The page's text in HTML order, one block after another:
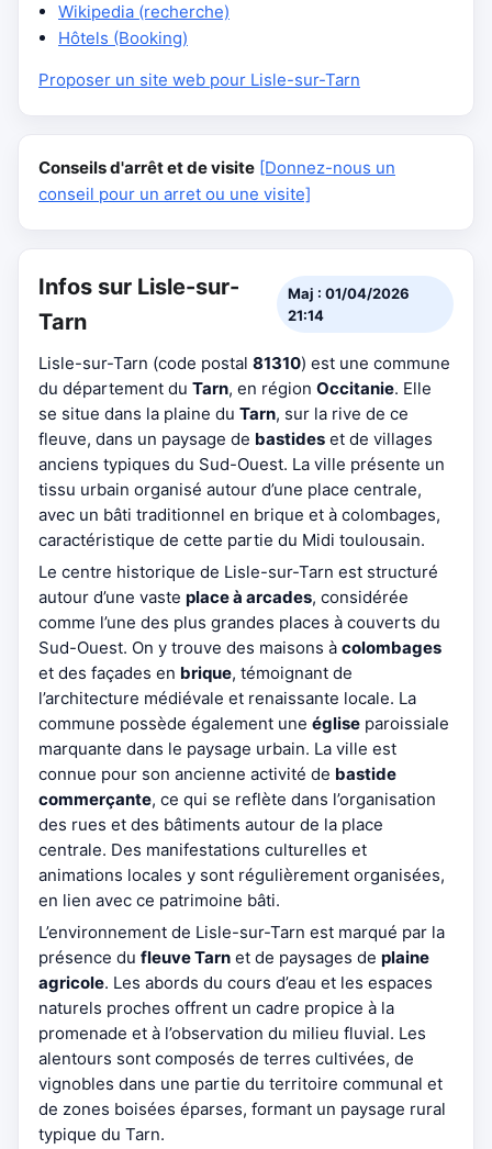
Wikipedia (recherche)
Hôtels (Booking)
Proposer un site web pour Lisle-sur-Tarn
Conseils d'arrêt et de visite [Donnez-nous un
conseil pour un arret ou une visite]
Infos sur Lisle-sur-
Tarn
Maj : 01/04/2026
21:14
Lisle-sur-Tarn (code postal 81310) est une commune
du département du Tarn, en région Occitanie. Elle
se situe dans la plaine du Tarn, sur la rive de ce
fleuve, dans un paysage de bastides et de villages
anciens typiques du Sud-Ouest. La ville présente un
tissu urbain organisé autour d’une place centrale,
avec un bâti traditionnel en brique et à colombages,
caractéristique de cette partie du Midi toulousain.
Le centre historique de Lisle-sur-Tarn est structuré
autour d’une vaste place à arcades, considérée
comme l’une des plus grandes places à couverts du
Sud-Ouest. On y trouve des maisons à colombages
et des façades en brique, témoignant de
l’architecture médiévale et renaissante locale. La
commune possède également une église paroissiale
marquante dans le paysage urbain. La ville est
connue pour son ancienne activité de bastide
commerçante, ce qui se reflète dans l’organisation
des rues et des bâtiments autour de la place
centrale. Des manifestations culturelles et
animations locales y sont régulièrement organisées,
en lien avec ce patrimoine bâti.
L’environnement de Lisle-sur-Tarn est marqué par la
présence du fleuve Tarn et de paysages de plaine
agricole. Les abords du cours d’eau et les espaces
naturels proches offrent un cadre propice à la
promenade et à l’observation du milieu fluvial. Les
alentours sont composés de terres cultivées, de
vignobles dans une partie du territoire communal et
de zones boisées éparses, formant un paysage rural
typique du Tarn.